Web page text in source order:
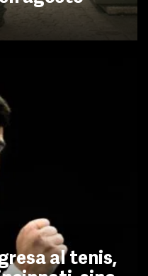
al tenis,